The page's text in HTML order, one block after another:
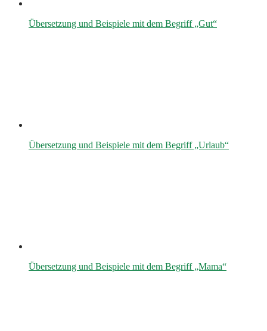
Übersetzung und Beispiele mit dem Begriff „Gut“
Übersetzung und Beispiele mit dem Begriff „Urlaub“
Übersetzung und Beispiele mit dem Begriff „Mama“